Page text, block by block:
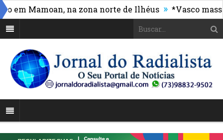
Mamoan, na zona norte de Ilhéus » *Vasco massacra